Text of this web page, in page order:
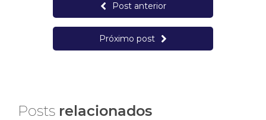
Post anterior
Próximo post
Posts relacionados